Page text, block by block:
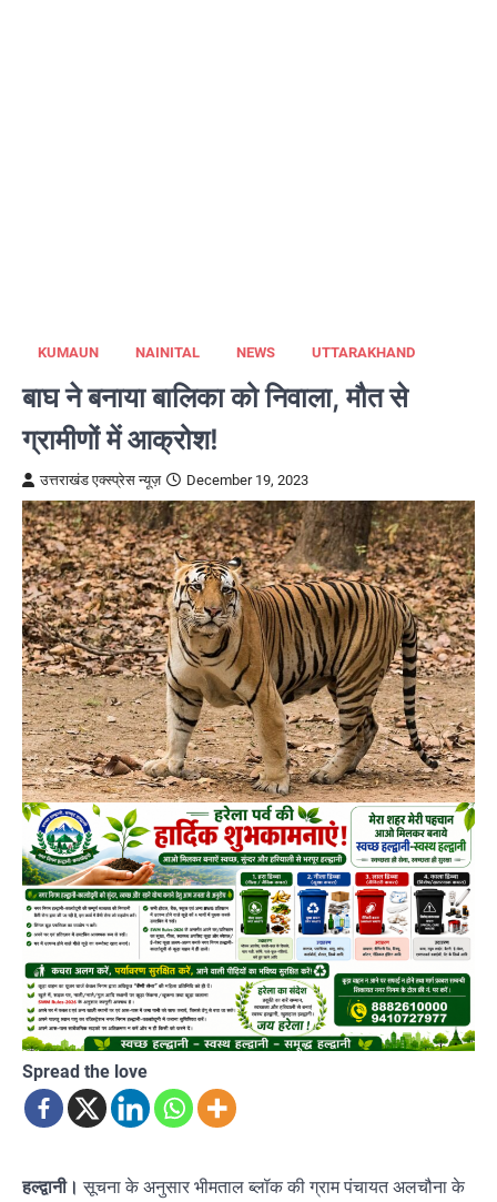
KUMAUN NAINITAL NEWS UTTARAKHAND
बाघ ने बनाया बालिका को निवाला, मौत से
ग्रामीणों में आक्रोश!
उत्तराखंड एक्स्प्रेस न्यूज़ December 19, 2023
Spread the love
हल्द्वानी।सूचना के अनुसार भीमताल ब्लॉक की ग्राम पंचायत अलचौना के